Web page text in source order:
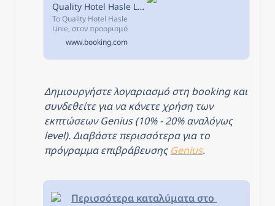
Quality Hotel Hasle Linie, Όσλο, Νορβηγία
Το Quality Hotel Hasle
Linie, στον προορισμό
Όσλο, διαθέτει
καταλύματα 4 αστέρων με
βεράντα και μπαρ.
www.booking.com
Δημιουργήστε λογαριασμό στη booking και
συνδεθείτε για να κάνετε χρήση των
εκπτώσεων Genius (10% - 20% αναλόγως
level). Διαβάστε περισσότερα για το
πρόγραμμα επιβράβευσης Genius.
Περισσότερα καταλύματα στο